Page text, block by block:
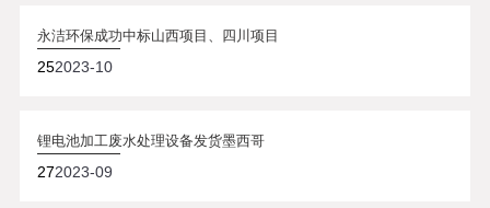
永洁环保成功中标山西项目、四川项目
252023-10
锂电池加工废水处理设备发货墨西哥
272023-09